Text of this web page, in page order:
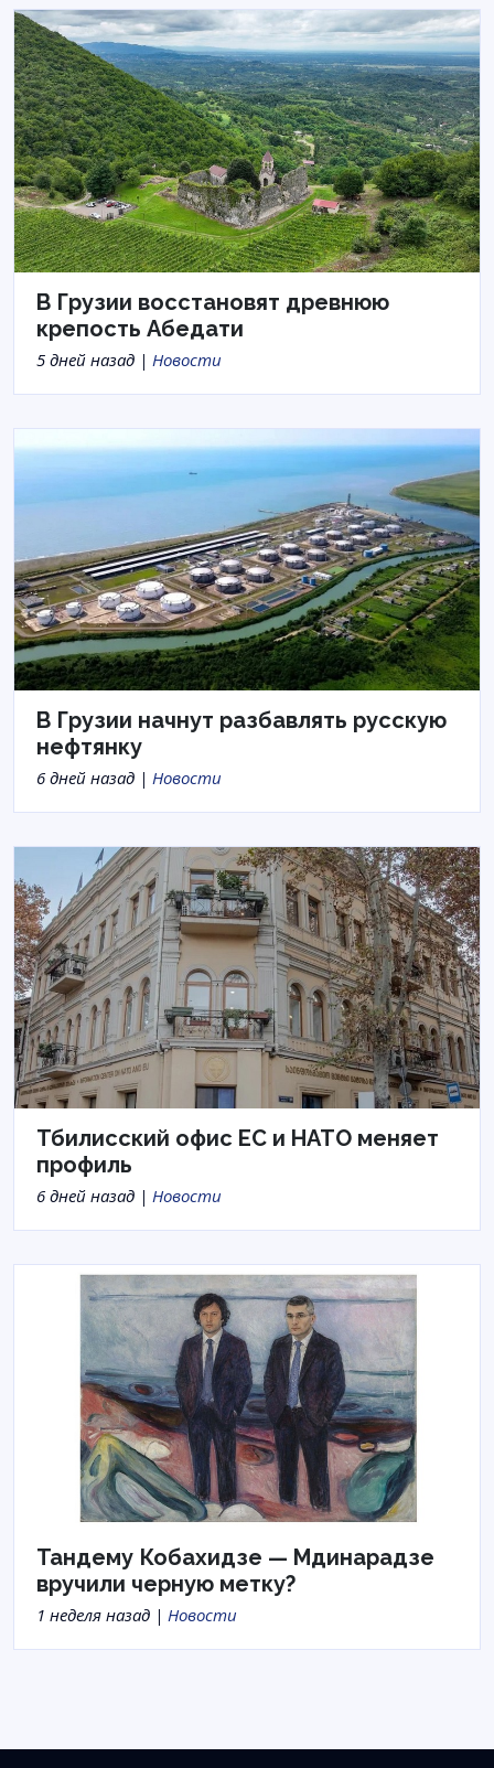
В Грузии восстановят древнюю
крепость Абедати
5 дней назад | Новости
В Грузии начнут разбавлять русскую
нефтянку
6 дней назад | Новости
Тбилисский офис ЕС и НАТО меняет
профиль
6 дней назад | Новости
Тандему Кобахидзе — Мдинарадзе
вручили черную метку?
1 неделя назад | Новости